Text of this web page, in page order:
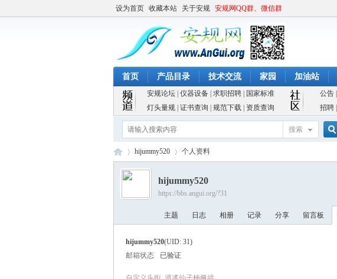
设为首页 收藏本站 关于安规 安规网QQ群、微信群
首页 产品目录 技术交流 家园 加油站
安规论坛 仪器设备 求职招聘 国家标准 公告
灯头量规 证书查询 规范下载 资质查询 招聘|
搜索
›
hijummy520 个人资料
hijummy520
https://bbs.angui.org/?31
主题 日志 相册 记录 分享 留言板
hijummy520(UID: 31)
邮箱状态
已验证